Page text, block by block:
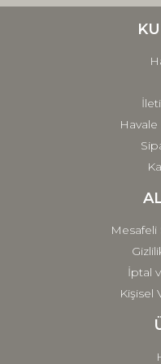
Ürün fiyatı diğer
Mesafeli
İptal
Kişisel